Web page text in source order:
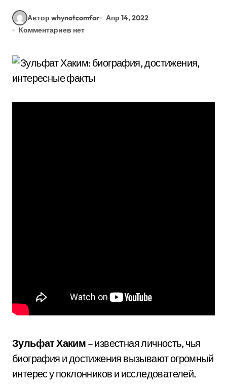
Автор whynotcomfor
Апр 14, 2022
Комментариев нет
Зульфат Хаким – известная личность, чья
биография и достижения вызывают огромный
интерес у поклонников и исследователей.